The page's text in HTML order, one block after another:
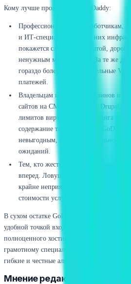
Кому лучше пройти мимо GoDaddy:
Профессиональным разработчикам,
и ИТ-специалистам. Для них
покажется слишком закрытой,
ненужным маркетингом. За те же
гораздо более производительные
платежей.
Владельцам интернет-магазинов и
сайтов на CMS (WordPress, Drupal,
лимитов виртуального хостинга и
содержание такого сайта на GoDaddy
невыгодным, а производительность
ожиданий.
Тем, кто жестко планирует бюджет
вперед. Ловушка продления у
крайне неприятный сюрприз в виде
стоимости услуг на второй год
В сухом остатке GoDaddy остается
удобной точкой входа для
полноценного хостинга для серьезного
грамотному специалисту стоит обратить
гибкие и честные альтернативы.
Мнение редактора